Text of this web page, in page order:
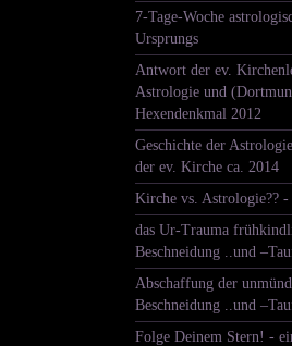
7-Tage-Woche
Ursprungs
Antwort der ev.
Astrologie und
Hexendenkmal 2012
Geschichte der
der ev. Kirche ca. 2014
Kirche vs. Astrologie?? -
das Ur-Trauma
Beschneidung ..und
Abschaffung der
Beschneidung ..und
Folge Deinem Stern! -